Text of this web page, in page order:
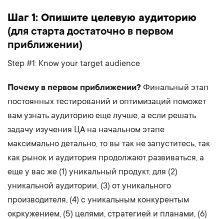
Шаг 1: Опишите целевую аудиторию
(для старта достаточно в первом
приближении)
Step #1: Know your target audience
Почему в первом приближении? Финальный этап
постоянных тестирований и оптимизаций поможет
вам узнать аудиторию еще лучше, а если решать
задачу изучения ЦА на начальном этапе
максимально детально, то вы так не запуститесь, так
как рынок и аудитория продолжают развиваться, а
еще у вас же (1) уникальный продукт, для (2)
уникальной аудитории, (3) от уникального
производителя, (4) с уникальным конкурентым
окркужением, (5) целями, стратегией и планами, (6)